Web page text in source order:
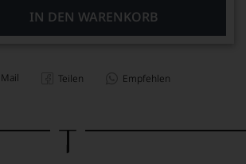
IN DEN WARENKORB
Mail Teilen Empfehlen